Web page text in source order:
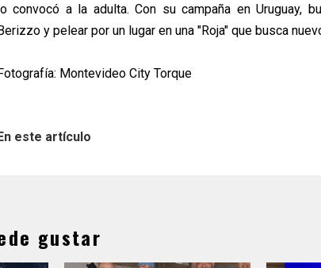
convocó a la adulta. Con su campaña en Uruguay,
y pelear por un lugar en una "Roja" que busca
Montevideo City Torque
este artículo
gustar